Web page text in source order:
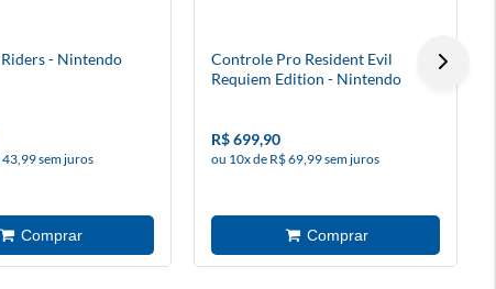
- Nintendo
sem juros
Controle Pro Resident Evil
Requiem Edition - Nintendo
R$ 699,90
ou 10x de R$ 69,99 sem juros